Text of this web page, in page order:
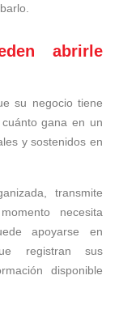
abrirle
su negocio tiene
gana en un
y sostenidos en
transmite
necesita
apoyarse en
registran sus
disponible